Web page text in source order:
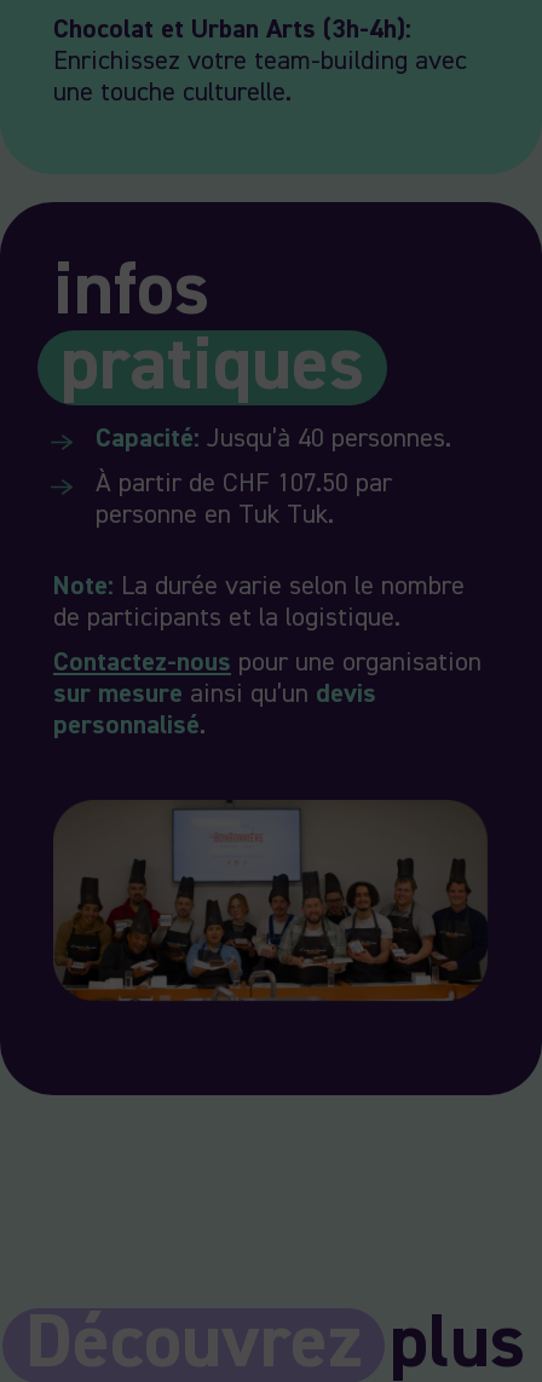
Chocolat et Urban Arts (3h-4h):
Enrichissez votre team-building avec
une touche culturelle.
infos
pratiques
Capacité: Jusqu’à 40 personnes.
À partir de CHF 107.50 par
personne en Tuk Tuk.
Note: La durée varie selon le nombre
de participants et la logistique.
Contactez-nous pour une organisation
sur mesure ainsi qu’un devis
personnalisé.
Découvrezplus